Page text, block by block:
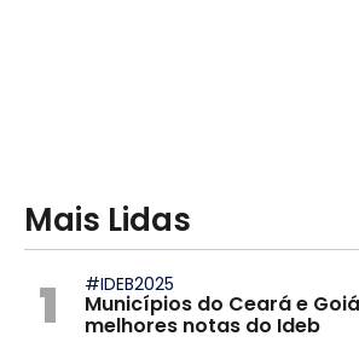
Mais Lidas
1 #IDEB2025
Municípios do Ceará e
melhores notas do Ideb